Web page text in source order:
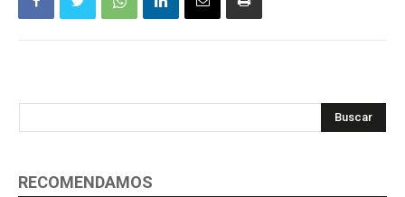
Buscar
RECOMENDAMOS